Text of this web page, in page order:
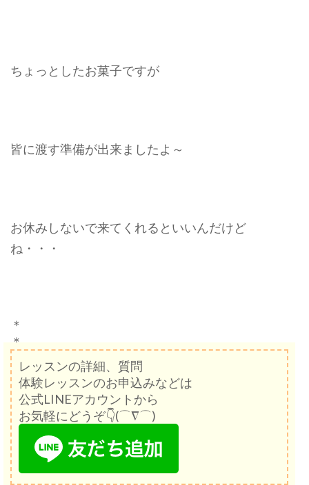
ちょっとしたお菓子ですが
皆に渡す準備が出来ましたよ～
お休みしないで来てくれるといいんだけど
ね・・・
＊
＊
レッスンの詳細、質問
体験レッスンのお申込みなどは
公式LINEアカウントから
お気軽にどうぞ👇(⌒∇⌒)